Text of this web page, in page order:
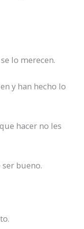
lo merecen.
y han hecho lo
hacer no les
bueno.